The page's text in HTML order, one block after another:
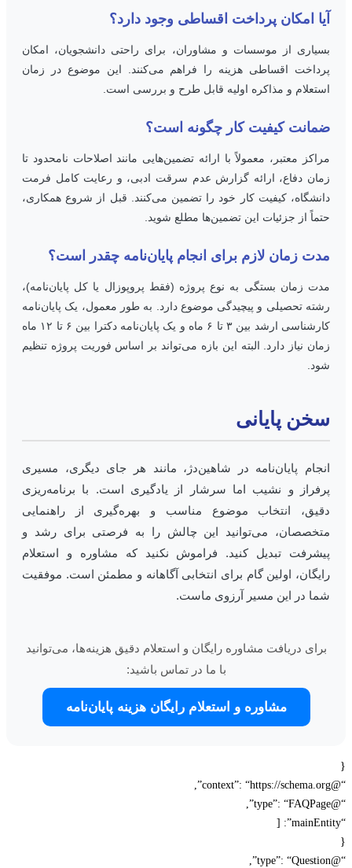
امکان پرداخت اقساطی وجود دارد؟
از موسسات و مشاوران، برای راحتی دانشجویان، امکان
اقساطی هزینه را فراهم می‌کنند. این موضوع در زمان
و مذاکره اولیه قابل طرح و بررسی است.
کیفیت کار چگونه است؟
معتبر، معمولاً با ارائه تضمین‌هایی مانند اصلاحات نامحدود تا
دفاع، ارائه گزارش عدم سرقت ادبی، و رعایت کامل فرمت
کیفیت کار خود را تضمین می‌کنند. قبل از شروع همکاری،
از جزئیات این تضمین‌ها مطلع شوید.
زمان لازم برای انجام پایان‌نامه چقدر است؟
زمان بستگی به نوع پروژه (فقط پروپوزال یا کل پایان‌نامه)،
تحصیلی و پیچیدگی موضوع دارد. به طور معمول، یک پایان‌نامه
کارشناسی ارشد بین ۳ تا ۶ ماه و یک پایان‌نامه دکترا بین ۶ تا ۱۲ ماه
نیاز دارد. البته این بازه می‌تواند بر اساس فوریت پروژه تنظیم
پایانی
پایان‌نامه در شاهین‌دژ، مانند هر جای دیگری، مسیری
و نشیب اما سرشار از یادگیری است. با برنامه‌ریزی
انتخاب موضوع مناسب و بهره‌گیری از راهنمایی
می‌توانید این چالش را به فرصتی برای رشد و
تبدیل کنید. فراموش نکنید که مشاوره و استعلام
اولین گام برای انتخابی آگاهانه و مطمئن است. موفقیت
در این مسیر آرزوی ماست.
برای دریافت مشاوره رایگان و استعلام دقیق هزینه‌ها، می‌توانید
با ما در تماس باشید:
مشاوره و استعلام رایگان هزینه پایان‌نامه